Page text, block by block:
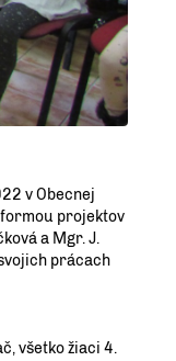
v Obecnej
formou projektov
a Mgr. J.
prácach
všetko žiaci 4.